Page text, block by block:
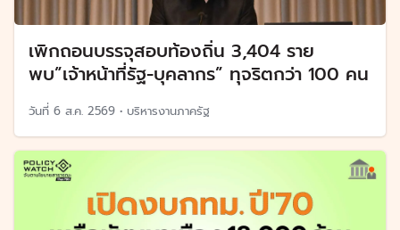
เพิกถอนบรรจุสอบท้องถิ่น 3,404 ราย
พบ”เจ้าหน้าที่รัฐ-บุคลากร” ทุจริตกว่า 100 คน
วันที่ 6 ส.ค. 2569 • บริหารงานภาครัฐ